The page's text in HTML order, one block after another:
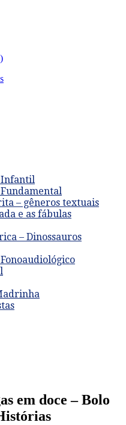
)
Infantil
– gêneros textuais
e as fábulas
– Dinossauros
em doce – Bolo